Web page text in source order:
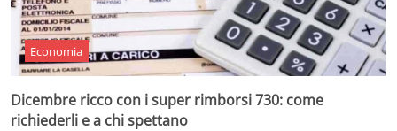
Economia
Dicembre ricco con i super rimborsi 730: come
richiederli e a chi spettano